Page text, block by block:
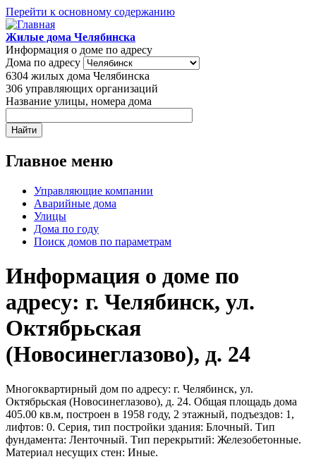
Перейти к основному содержанию
Жилые дома Челябинска
Информация о доме по адресу
Дома по адресу
6304 жилых дома Челябинска
306 управляющих организаций
Название улицы, номера дома
Главное меню
Управляющие компании
Аварийные дома
Улицы
Дома по году
Поиск домов по параметрам
Информация о доме по
адресу: г. Челябинск, ул.
Октябрьская
(Новосинеглазово), д. 24
Многоквартирный дом по адресу: г. Челябинск, ул.
Октябрьская (Новосинеглазово), д. 24. Общая площадь дома
405.00 кв.м, построен в 1958 году, 2 этажный, подъездов: 1,
лифтов: 0. Серия, тип постройки здания: Блочный. Тип
фундамента: Ленточный. Тип перекрытий: Железобетонные.
Материал несущих стен: Иные.